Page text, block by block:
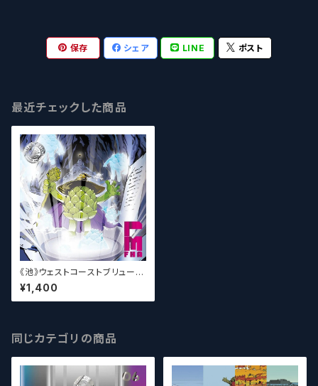
保存 シェア LINE ポスト
最近チェックした商品
《池》ウェストコーストブリューイ
ング / West Coast ( WCB ) F
ull Hop Alchemist v37【クラ
フトビール】
¥1,400
同じカテゴリの商品